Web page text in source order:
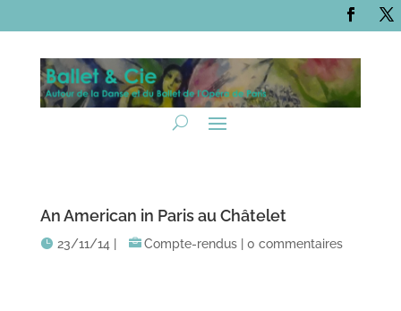
An American in Paris au Châtelet
23/11/14| Compte-rendus| 0 commentaires